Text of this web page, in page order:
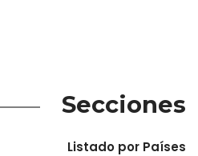
Secciones
Listado por Países